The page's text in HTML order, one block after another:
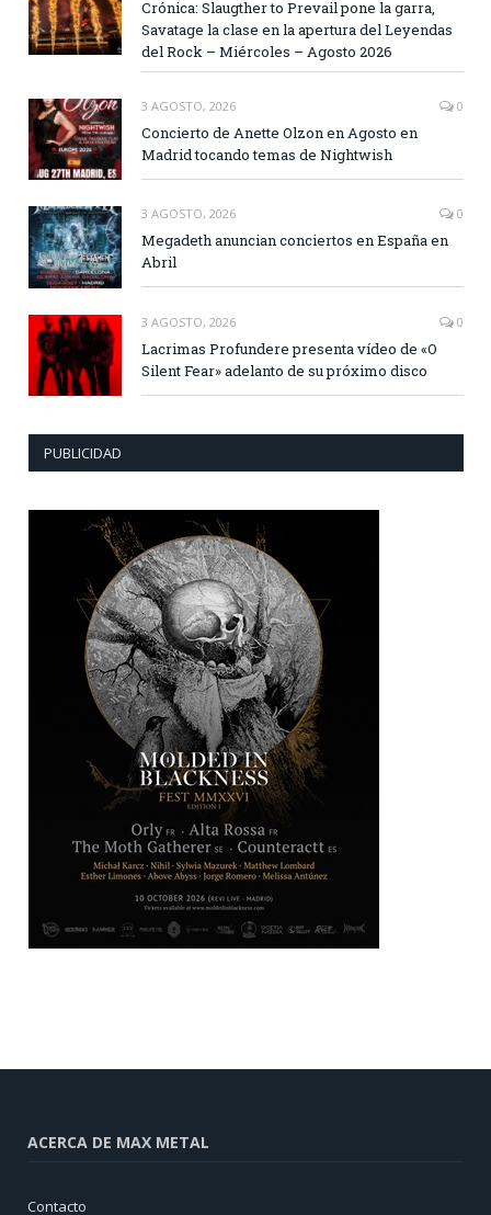
Crónica: Slaugther to Prevail pone la garra,
Savatage la clase en la apertura del Leyendas
del Rock – Miércoles – Agosto 2026
3 AGOSTO, 2026 0
Concierto de Anette Olzon en Agosto en
Madrid tocando temas de Nightwish
3 AGOSTO, 2026 0
Megadeth anuncian conciertos en España en
Abril
3 AGOSTO, 2026 0
Lacrimas Profundere presenta vídeo de «O
Silent Fear» adelanto de su próximo disco
PUBLICIDAD
ACERCA DE MAX METAL
Contacto